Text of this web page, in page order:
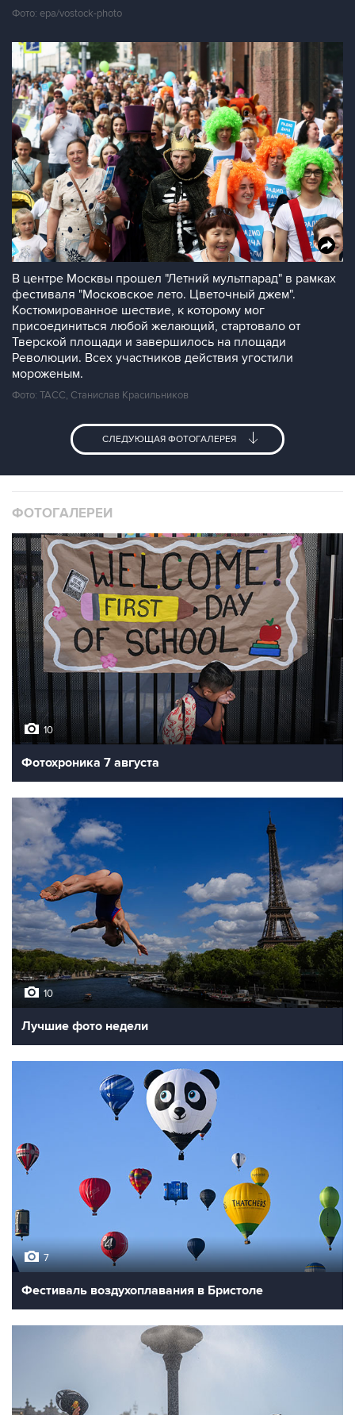
Фото: epa/vostock-photo
В центре Москвы прошел "Летний мультпарад" в рамках
фестиваля "Московское лето. Цветочный джем".
Костюмированное шествие, к которому мог
присоединиться любой желающий, стартовало от
Тверской площади и завершилось на площади
Революции. Всех участников действия угостили
мороженым.
Фото: ТАСС, Станислав Красильников
СЛЕДУЮЩАЯ ФОТОГАЛЕРЕЯ
ФОТОГАЛЕРЕИ
10
Фотохроника 7 августа
10
Лучшие фото недели
7
Фестиваль воздухоплавания в Бристоле